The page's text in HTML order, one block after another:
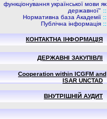
функціонування української мови як
державної" ::
Нормативна база Академії ::
Публічна інформація ::
КОНТАКТНА ІНФОРМАЦІЯ
ДЕРЖАВНІ ЗАКУПІВЛІ
Cooperation within ICGFM and
ISAR UNCTAD
ВНУТРІШНІЙ АУДИТ